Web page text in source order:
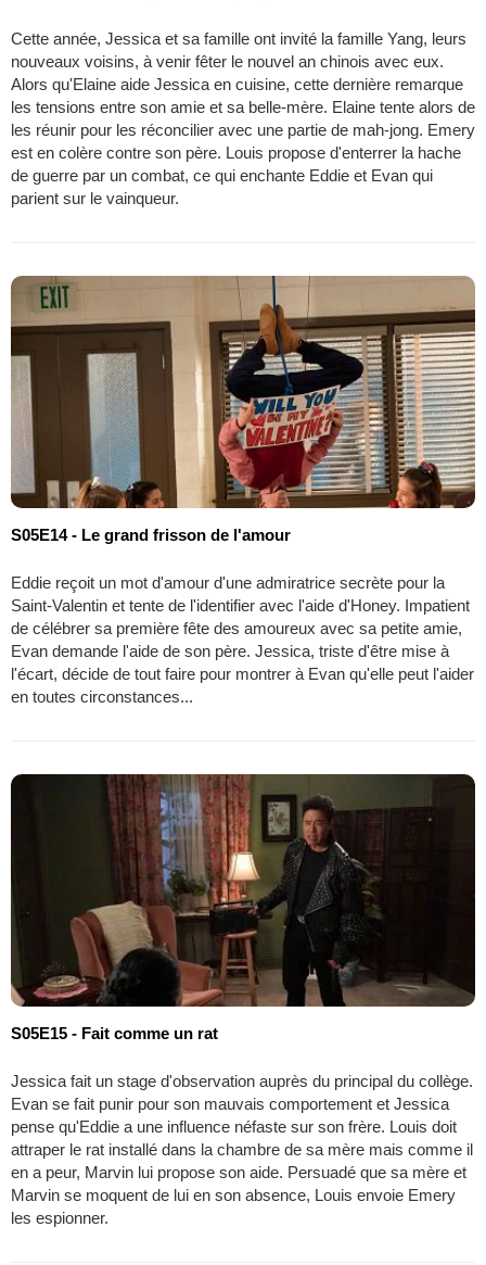
Cette année, Jessica et sa famille ont invité la famille Yang, leurs
nouveaux voisins, à venir fêter le nouvel an chinois avec eux.
Alors qu'Elaine aide Jessica en cuisine, cette dernière remarque
les tensions entre son amie et sa belle-mère. Elaine tente alors de
les réunir pour les réconcilier avec une partie de mah-jong. Emery
est en colère contre son père. Louis propose d'enterrer la hache
de guerre par un combat, ce qui enchante Eddie et Evan qui
parient sur le vainqueur.
S05E14 - Le grand frisson de l'amour
Eddie reçoit un mot d'amour d'une admiratrice secrète pour la
Saint-Valentin et tente de l'identifier avec l'aide d'Honey. Impatient
de célébrer sa première fête des amoureux avec sa petite amie,
Evan demande l'aide de son père. Jessica, triste d'être mise à
l'écart, décide de tout faire pour montrer à Evan qu'elle peut l'aider
en toutes circonstances...
S05E15 - Fait comme un rat
Jessica fait un stage d'observation auprès du principal du collège.
Evan se fait punir pour son mauvais comportement et Jessica
pense qu'Eddie a une influence néfaste sur son frère. Louis doit
attraper le rat installé dans la chambre de sa mère mais comme il
en a peur, Marvin lui propose son aide. Persuadé que sa mère et
Marvin se moquent de lui en son absence, Louis envoie Emery
les espionner.